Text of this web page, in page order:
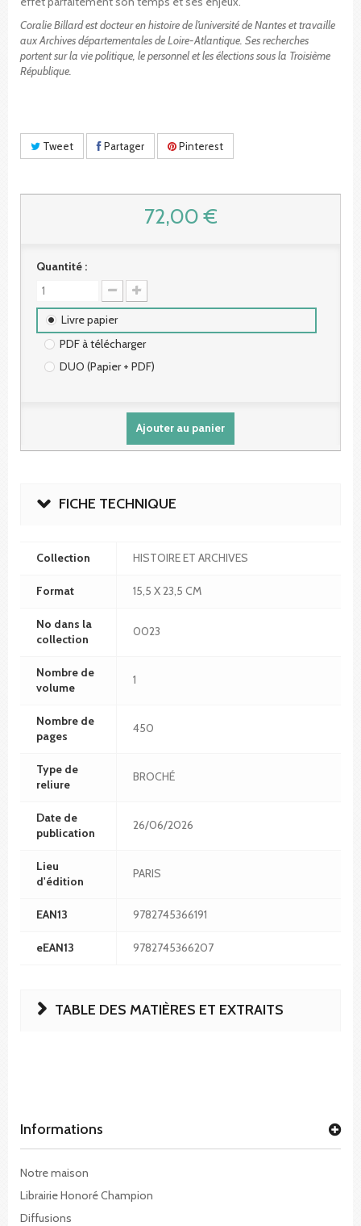
Coralie Billard est docteur en histoire de l’université de Nantes et travaille
aux Archives départementales de Loire-Atlantique. Ses recherches
portent sur la vie politique, le personnel et les élections sous la Troisième
République.
Tweet Partager Pinterest
72,00 €
Quantité :
Livre papier
PDF à télécharger
DUO (Papier + PDF)
Ajouter au panier
FICHE TECHNIQUE
Collection HISTOIRE ET ARCHIVES
Format 15,5 X 23,5 CM
No dans la
collection
0023
Nombre de
volume
1
Nombre de
pages
450
Type de
reliure
BROCHÉ
Date de
publication
26/06/2026
Lieu
d'édition
PARIS
EAN13 9782745366191
eEAN13 9782745366207
TABLE DES MATIÈRES ET EXTRAITS
Informations
Notre maison
Librairie Honoré Champion
Diffusions